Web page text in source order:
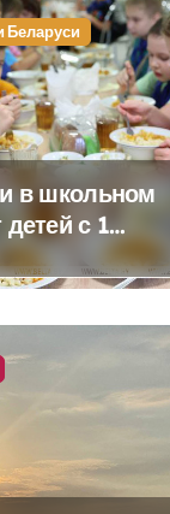
Беларуси
в школьном
с 1
в